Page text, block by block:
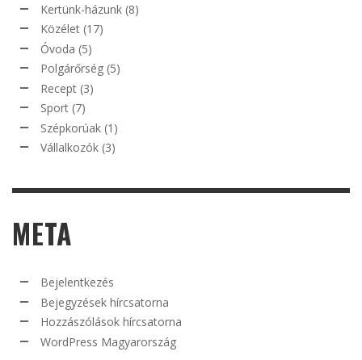
Kertünk-házunk (8)
Közélet (17)
Óvoda (5)
Polgárőrség (5)
Recept (3)
Sport (7)
Szépkorúak (1)
Vállalkozók (3)
META
Bejelentkezés
Bejegyzések hírcsatorna
Hozzászólások hírcsatorna
WordPress Magyarország